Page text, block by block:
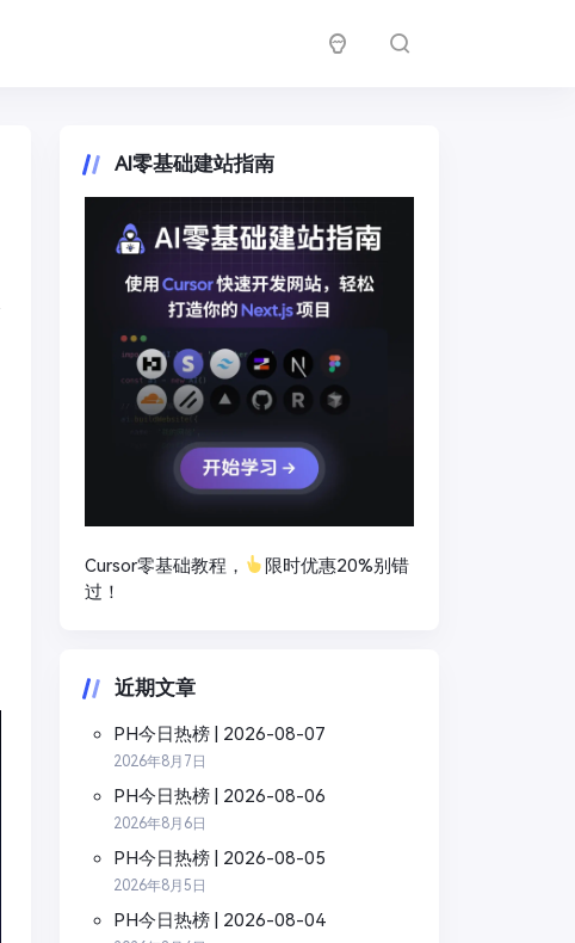
AI零基础建站指南
Cursor零基础教程，
限时优惠20%别错
过！
近期文章
PH今日热榜 | 2026-08-07
2026年8月7日
PH今日热榜 | 2026-08-06
2026年8月6日
PH今日热榜 | 2026-08-05
2026年8月5日
PH今日热榜 | 2026-08-04